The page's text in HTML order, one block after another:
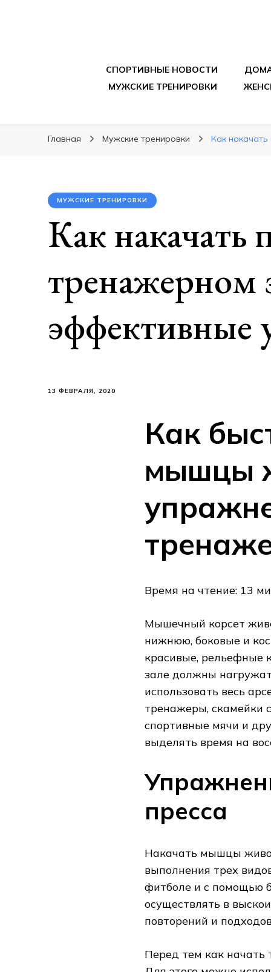
СПОРТИВНЫЕ НОВОСТИ
МУЖСКИЕ ТРЕНИРОВКИ
Главная Мужские тренировки Как
МУЖСКИЕ ТРЕНИРОВКИ
Как накачать
тренажерном
эффективные
13 ФЕВРАЛЯ, 2020
Как
мышцы
Время на чтение: 13
Мышечный корсет
нижнюю, боковые и
красивые, рельефные
зале должны
использовать весь
тренажеры, скамейки
спортивные мячи и
выделять время на
пресса
Накачать мышцы
выполнения трех
фитболе и с помощью
осуществлять в
повторений и
Перед тем как начать